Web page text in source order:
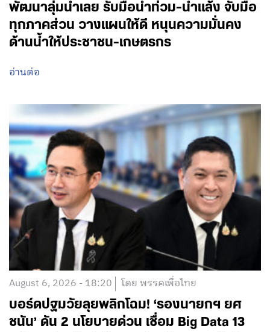
พัฒนาลุ่มน้ำเลย รับมือน้ำท่วม-น้ำแล้ง จับมือ
ทุกภาคส่วน วางแผนให้ดี หนุนความมั่นคง
ด้านน้ำให้ประชาชน-เกษตรกร
อ่านต่อ
August 6, 2026 - 18:20 โดย พรรคเพื่อไทย
บอร์ดปฐมวัยลุยพลิกโฉม! ‘รองนายกฯ ยศ
ชนัน’ ดัน 2 นโยบายด่วน เชื่อม Big Data 13